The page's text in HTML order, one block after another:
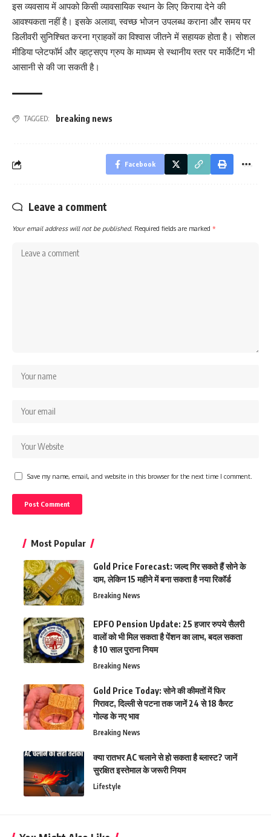
इस व्यवसाय में आपको किसी व्यावसायिक स्थान के लिए किराया देने की
आवश्यकता नहीं है। इसके अलावा, स्वच्छ भोजन उपलब्ध कराना और समय पर
डिलीवरी सुनिश्चित करना ग्राहकों का विश्वास जीतने में सहायक होता है। सोशल
मीडिया प्लेटफॉर्म और व्हाट्सएप ग्रुप के माध्यम से स्थानीय स्तर पर मार्केटिंग भी
आसानी से की जा सकती है।
TAGGED: breaking news
Facebook
Leave a comment
Your email address will not be published. Required fields are marked *
Save my name, email, and website in this browser for the next time I comment.
Most Popular
Gold Price Forecast: जल्द गिर सकते हैं सोने के
दाम, लेकिन 15 महीने में बना सकता है नया रिकॉर्ड
Breaking News
EPFO Pension Update: 25 हजार रुपये सैलरी
वालों को भी मिल सकता है पेंशन का लाभ, बदल सकता
है 10 साल पुराना नियम
Breaking News
Gold Price Today: सोने की कीमतों में फिर
गिरावट, दिल्ली से पटना तक जानें 24 से 18 कैरट
गोल्ड के नए भाव
Breaking News
क्या रातभर AC चलाने से हो सकता है ब्लास्ट? जानें
सुरक्षित इस्तेमाल के जरूरी नियम
Lifestyle